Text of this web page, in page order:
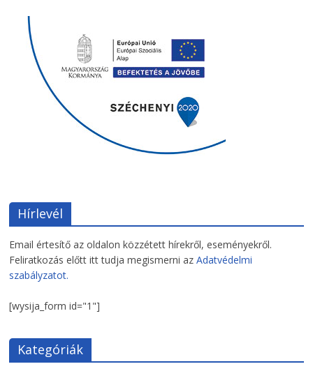
Hírlevél
Email értesítő az oldalon közzétett hírekről, eseményekről.
Feliratkozás előtt itt tudja megismerni azAdatvédelmi
szabályzatot.
[wysija_form id="1"]
Kategóriák